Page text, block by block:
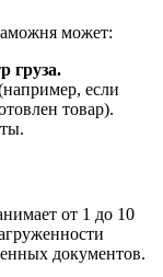
может:
груза.
если
товар).
от 1 до 10
документов.